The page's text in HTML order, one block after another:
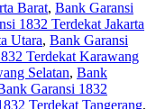
Barat, Bank Garansi
1832 Terdekat Jakarta
Utara, Bank Garansi
Terdekat Karawang
Selatan, Bank
Garansi 1832
Terdekat Tangerang,